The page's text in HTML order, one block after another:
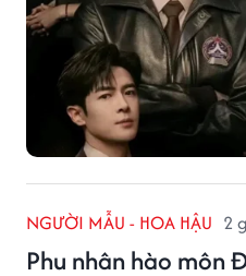
NGƯỜI MẪU - HOA HẬU 2
Phu nhân hào môn